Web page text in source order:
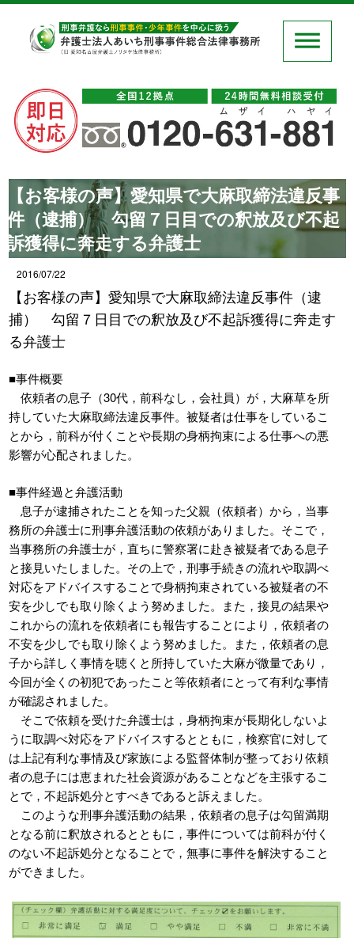
【お客様の声】愛知県で大麻取締法違反事
件（逮捕） 勾留７日目での釈放及び不起
訴獲得に奔走する弁護士
2016/07/22
【お客様の声】愛知県で大麻取締法違反事件（逮
捕） 勾留７日目での釈放及び不起訴獲得に奔走す
る弁護士
■事件概要
依頼者の息子（30代，前科なし，会社員）が，大麻草を所
持していた大麻取締法違反事件。被疑者は仕事をしているこ
とから，前科が付くことや長期の身柄拘束による仕事への悪
影響が心配されました。
■事件経過と弁護活動
息子が逮捕されたことを知った父親（依頼者）から，当事
務所の弁護士に刑事弁護活動の依頼がありました。そこで，
当事務所の弁護士が，直ちに警察署に赴き被疑者である息子
と接見いたしました。その上で，刑事手続きの流れや取調べ
対応をアドバイスすることで身柄拘束されている被疑者の不
安を少しでも取り除くよう努めました。また，接見の結果や
これからの流れを依頼者にも報告することにより，依頼者の
不安を少しでも取り除くよう努めました。また，依頼者の息
子から詳しく事情を聴くと所持していた大麻が微量であり，
今回が全くの初犯であったこと等依頼者にとって有利な事情
が確認されました。
そこで依頼を受けた弁護士は，身柄拘束が長期化しないよ
うに取調べ対応をアドバイスするとともに，検察官に対して
は上記有利な事情及び家族による監督体制が整っており依頼
者の息子には恵まれた社会資源があることなどを主張するこ
とで，不起訴処分とすべきであると訴えました。
このような刑事弁護活動の結果，依頼者の息子は勾留満期
となる前に釈放されるとともに，事件については前科が付く
のない不起訴処分となることで，無事に事件を解決すること
ができました。